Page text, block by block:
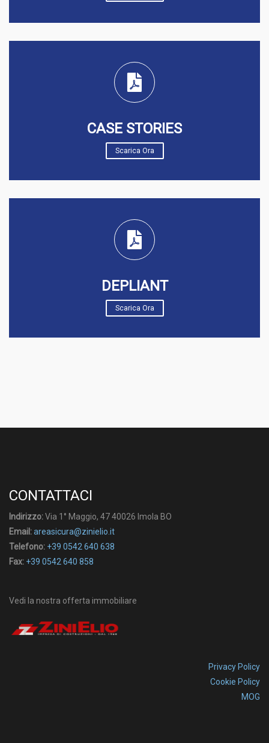
CASE STORIES
Scarica Ora
DEPLIANT
Scarica Ora
CONTATTACI
Indirizzo:Via 1° Maggio, 47 40026 Imola BO
Email:areasicura@zinielio.it
Telefono: +39 0542 640 638
Fax: +39 0542 640 858
Vedi la nostra offerta immobiliare
Privacy Policy
Cookie Policy
MOG